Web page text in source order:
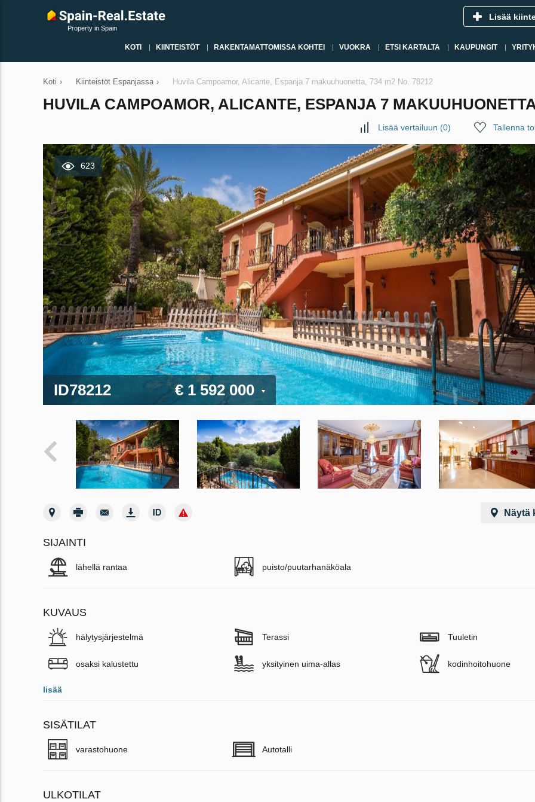
Property in Spain
Lisää
KOTI KIINTEISTÖT RAKENTAMATTOMISSA KOHTEI VUOKRA ETSI KARTALTA KAUPUNGIT
Koti › Kiinteistöt Espanjassa › Huvila Campoamor, Alicante, Espanja 7 makuuhuonetta, 734 m2 No. 78212
HUVILA CAMPOAMOR, ALICANTE, ESPANJA 7
Lisää vertailuun (0) Tallenna
623
ID78212 € 1 592 000
Näytä
SIJAINTI
lähellä rantaa puisto/puutarhanäköala
KUVAUS
hälytysjärjestelmä Terassi Tuuletin
osaksi kalustettu yksityinen uima-allas kodinhoitohuone
lisää
SISÄTILAT
varastohuone Autotalli
ULKOTILAT